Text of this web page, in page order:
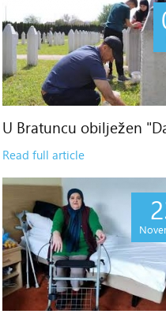
U Bratuncu obilježen
Read full article